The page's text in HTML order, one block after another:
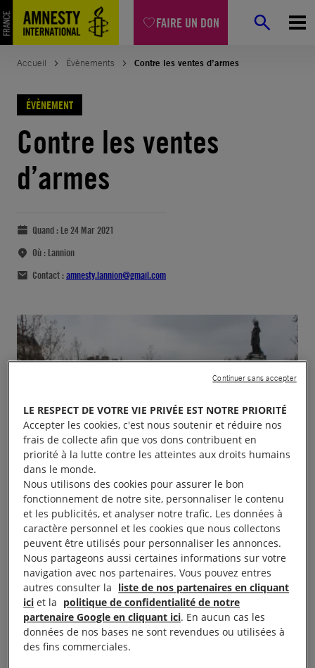
FAIRE UN DON
Accueil Évènements Contre les ventes d’armes
ÉVÈNEMENT
Contre les ventes
d’armes
Quand : Le 24 Mar 2021
Où : Lannion
Contact :amnesty.lannion@gmail.com
LE RESPECT DE VOTRE VIE PRIVÉE EST NOTRE PRIORITÉ
Accepter les cookies, c'est nous soutenir et réduire nos
frais de collecte afin que vos dons contribuent en
priorité à la lutte contre les atteintes aux droits humains
dans le monde.
Nous utilisons des cookies pour assurer le bon
fonctionnement de notre site, personnaliser le contenu
et les publicités, et analyser notre trafic. Les données à
caractère personnel et les cookies que nous collectons
peuvent être utilisés pour personnaliser les annonces.
Nous partageons aussi certaines informations sur votre
navigation avec nos partenaires. Vous pouvez entres
autres consulter la liste de nos partenaires en cliquant
ici et la politique de confidentialité de notre
partenaire Google en cliquant ici. En aucun cas les
données de nos bases ne sont revendues ou utilisées à
des fins commerciales.
Continuer sans accepter